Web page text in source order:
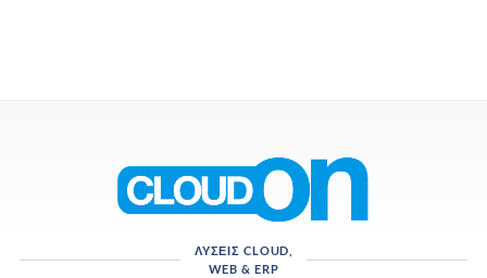
ΛΎΣΕΙΣ CLOUD,
WEB & ERP